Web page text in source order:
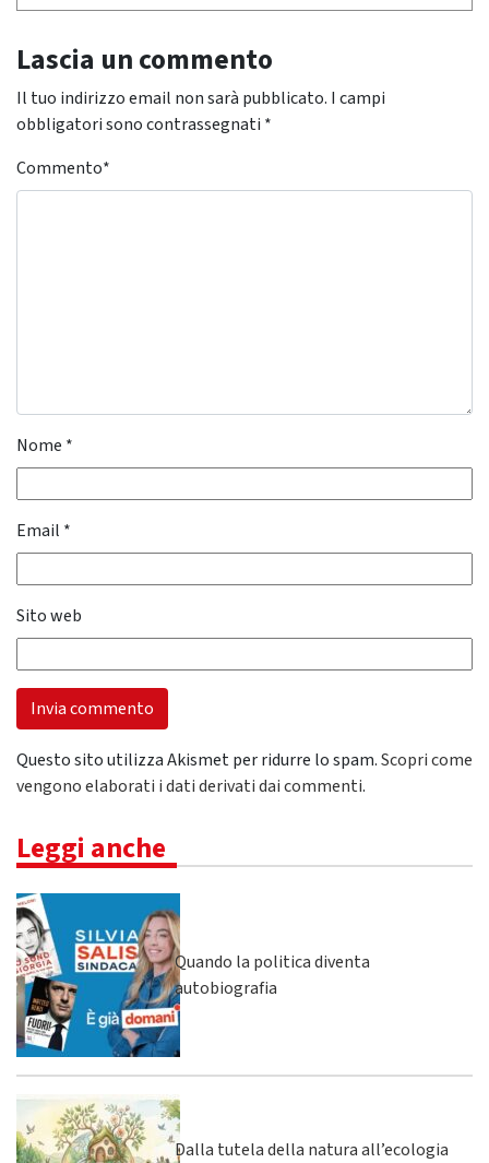
Lascia un commento
Il tuo indirizzo email non sarà pubblicato. I campi
obbligatori sono contrassegnati *
Commento*
Nome *
Email *
Sito web
Questo sito utilizza Akismet per ridurre lo spam.Scopri come
vengono elaborati i dati derivati dai commenti.
Leggi anche
Quando la politica diventa
autobiografia
Dalla tutela della natura all’ecologia